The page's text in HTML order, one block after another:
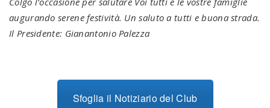
augurando serene festività. Un saluto a tutti e buona strada.
Il Presidente: Gianantonio Palezza
Sfoglia il Notiziario del Club